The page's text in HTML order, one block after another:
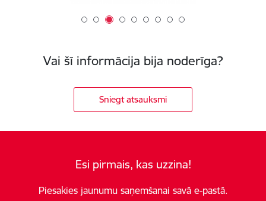
Vai šī informācija bija noderīga?
Sniegt atsauksmi
Esi pirmais, kas uzzina!
Piesakies jaunumu saņemšanai savā e-pastā.